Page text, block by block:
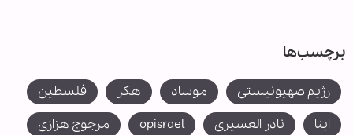
برچسب‌ها
رژیم صهیونیستی موساد هکر
فلسطین
ابنا
نادر العسیری opisrael مرجوج هزازی